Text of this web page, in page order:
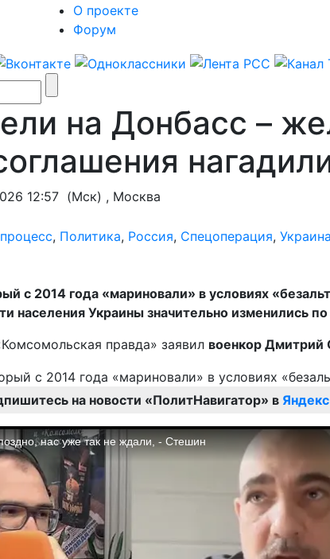
О проекте
Форум
на Донбасс –
12:57 (Мск) , Москва
, Политика, Россия, Спецоперация, Украина
с 2014 года «мариновали» в условиях
населения Украины значительно изменились
правда» заявил военкор Дмитрий
на новости «ПолитНавигатор» в